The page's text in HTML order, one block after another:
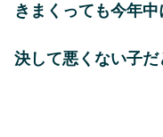
きまくっても今年
決して悪くない子だ